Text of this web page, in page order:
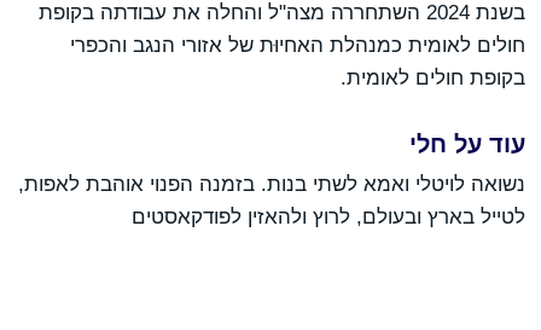
בשנת 2024 השתחררה מצה"ל והחלה את עבודתה בקופת
חולים לאומית כמנהלת האחיוּת של אזורי הנגב והכפרי
בקופת חולים לאומית.
עוד על חלי
נשואה לויטלי ואמא לשתי בנות. בזמנה הפנוי אוהבת לאפות,
לטייל בארץ ובעולם, לרוץ ולהאזין לפודקאסטים